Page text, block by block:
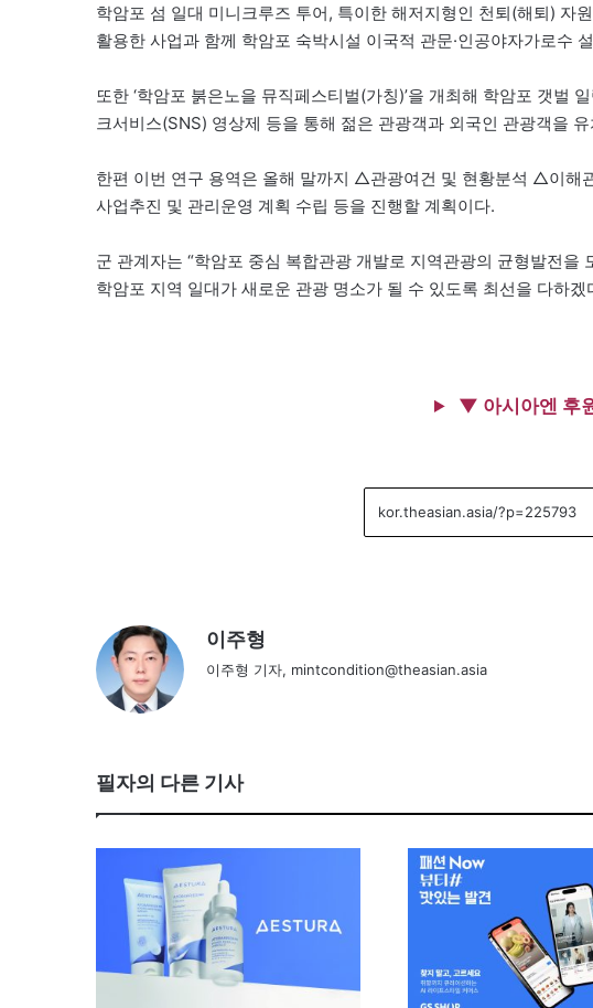
학암포 섬 일대 미니크루즈 투어, 특이한 해저지형인 천퇴(해퇴) 자
활용한 사업과 함께 학암포 숙박시설 이국적 관문·인공야자가로수
또한 ‘학암포 붉은노을 뮤직페스티벌(가칭)’을 개최해 학암포 갯벌
크서비스(SNS) 영상제 등을 통해 젊은 관광객과 외국인 관광객을
한편 이번 연구 용역은 올해 말까지 △관광여건 및 현황분석 △이
사업추진 및 관리운영 계획 수립 등을 진행할 계획이다.
군 관계자는 “학암포 중심 복합관광 개발로 지역관광의 균형발전
학암포 지역 일대가 새로운 관광 명소가 될 수 있도록 최선을 다하겠
▼ 아시아엔 후
이주형
이주형 기자, mintcondition@theasian.asia
필자의 다른 기사